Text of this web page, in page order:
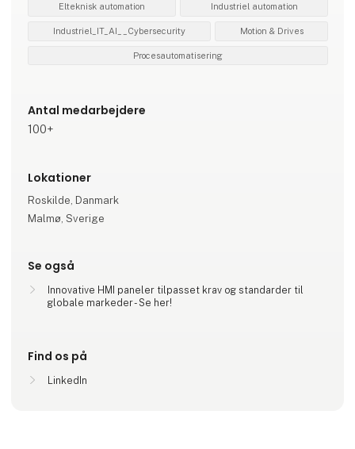
Elteknisk automation Industriel automation
Industriel_IT_AI__Cybersecurity Motion & Drives
Procesautomatisering
Antal medarbejdere
100+
Lokationer
Roskilde, Danmark
Malmø, Sverige
Se også
Innovative HMI paneler tilpasset krav og standarder til
globale markeder - Se her!
Find os på
LinkedIn